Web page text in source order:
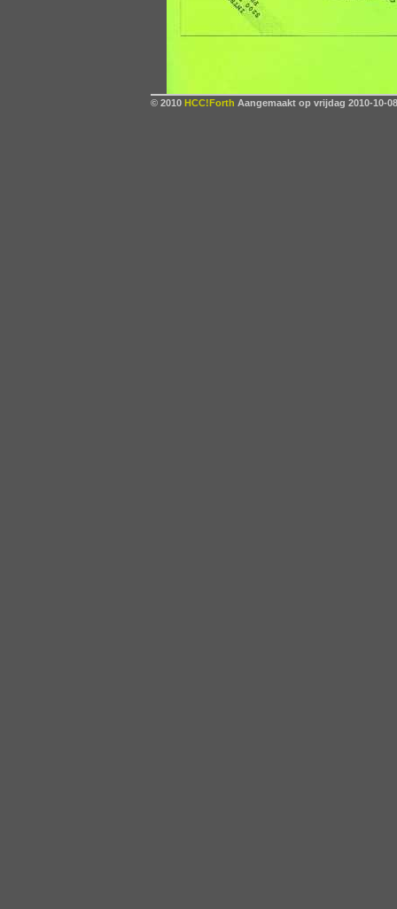
© 2010 HCC!Forth Aangemaakt op vrijdag 2010-10-